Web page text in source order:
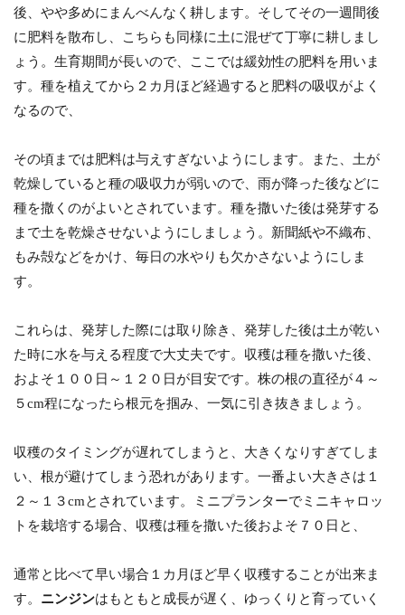
後、やや多めにまんべんなく耕します。そしてその一週間後
に肥料を散布し、こちらも同様に土に混ぜて丁寧に耕しまし
ょう。生育期間が長いので、ここでは緩効性の肥料を用いま
す。種を植えてから２カ月ほど経過すると肥料の吸収がよく
なるので、
その頃までは肥料は与えすぎないようにします。また、土が
乾燥していると種の吸収力が弱いので、雨が降った後などに
種を撒くのがよいとされています。種を撒いた後は発芽する
まで土を乾燥させないようにしましょう。新聞紙や不織布、
もみ殻などをかけ、毎日の水やりも欠かさないようにしま
す。
これらは、発芽した際には取り除き、発芽した後は土が乾い
た時に水を与える程度で大丈夫です。収穫は種を撒いた後、
およそ１００日～１２０日が目安です。株の根の直径が４～
５cm程になったら根元を掴み、一気に引き抜きましょう。
収穫のタイミングが遅れてしまうと、大きくなりすぎてしま
い、根が避けてしまう恐れがあります。一番よい大きさは１
２～１３cmとされています。ミニプランターでミニキャロッ
トを栽培する場合、収穫は種を撒いた後およそ７０日と、
通常と比べて早い場合１カ月ほど早く収穫することが出来ま
す。 ニンジンはもともと成長が遅く、ゆっくりと育っていく